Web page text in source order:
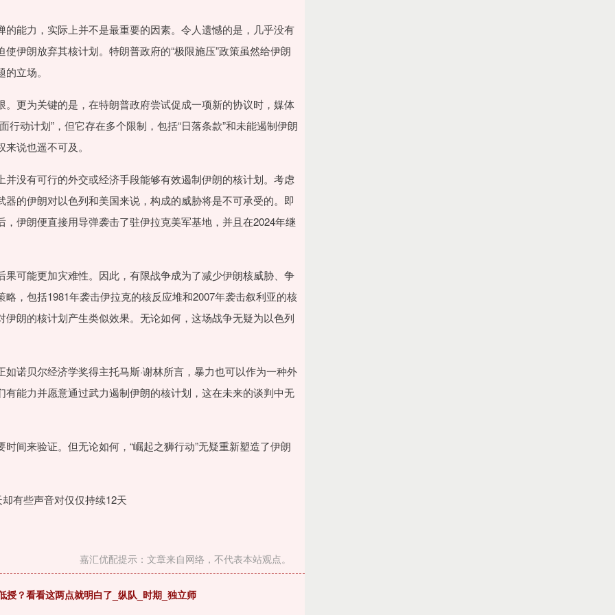
能力，实际上并不是最重要的因素。令人遗憾的是，几乎没有
伊朗放弃其核计划。特朗普政府的“极限施压”政策虽然给伊朗
立场。
更为关键的是，在特朗普政府尝试促成一项新的协议时，媒体
动计划”，但它存在多个限制，包括“日落条款”和未能遏制伊朗
说也遥不可及。
没有可行的外交或经济手段能够有效遏制伊朗的核计划。考虑
的伊朗对以色列和美国来说，构成的威胁将是不可承受的。即
伊朗便直接用导弹袭击了驻伊拉克美军基地，并且在2024年继
可能更加灾难性。因此，有限战争成为了减少伊朗核威胁、争
，包括1981年袭击伊拉克的核反应堆和2007年袭击叙利亚的核
朗的核计划产生类似效果。无论如何，这场战争无疑为以色列
诺贝尔经济学奖得主托马斯·谢林所言，暴力也可以作为一种外
能力并愿意通过武力遏制伊朗的核计划，这在未来的谈判中无
间来验证。但无论如何，“崛起之狮行动”无疑重新塑造了伊朗
有些声音对仅仅持续12天
嘉汇优配提示：文章来自网络，不代表本站观点。
？看看这两点就明白了_纵队_时期_独立师